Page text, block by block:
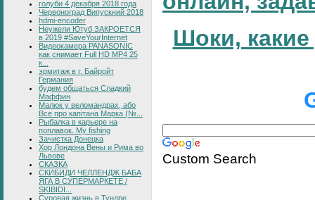
голуби 4 декабря 2018 года
Червоноград Випускний 2018
hdmi-encoder
Неужели Ютуб ЗАКРОЕТСЯ
в 2019 #SaveYourInternet
Видеокамера PANASONIC
как снимает Full HD MP4 25
к...
эрмитаж в г. Байройт
Германия
будем общаться Сладкий
Маффин
Малюк у веломандрах, або
Все про капітана Марка (№...
Рыбалка в карьере на
поплавок. My fishing
Зачистка Донецка
Хор Лондона Вены и Рима во
Львове
СКАЗКА
СКИБИДИ ЧЕЛЛЕНДЖ БАБА
ЯГА В СУПЕРМАРКЕТЕ /
SKIBIDI...
Суровая жизнь в Тундре
Шоки, какие
Custom Search